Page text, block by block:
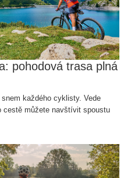
pohodová trasa plná
každého cyklisty. Vede
cestě můžete navštívit spoustu